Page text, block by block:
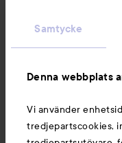
Samtycke
Denna webbplats
Vi använder
tredjepartscookies,
Du kanske